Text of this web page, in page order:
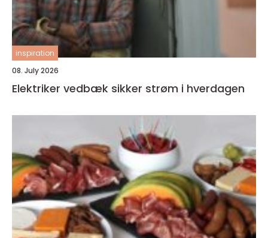
inspiration
08. July 2026
Elektriker vedbæk sikker strøm i hverdagen